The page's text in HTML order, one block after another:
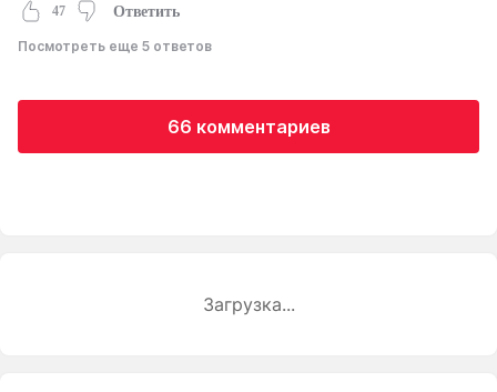
47 Ответить
Посмотреть еще 5 ответов
66 комментариев
Загрузка...